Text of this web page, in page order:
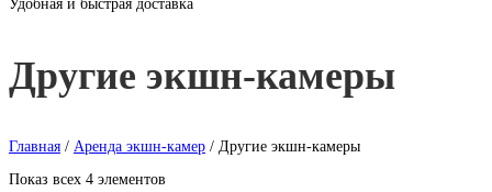
Удобная и быстрая доставка
Другие экшн-камеры
Главная / Аренда экшн-камер / Другие экшн-камеры
Показ всех 4 элементов